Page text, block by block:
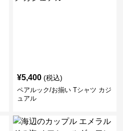
¥5,400 (税込)
ペアルック/お揃い Tシャツ カジ
ュアル